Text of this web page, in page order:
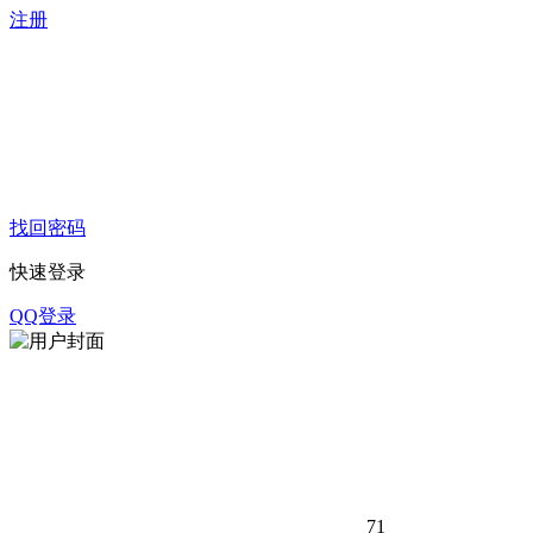
注册
找回密码
快速登录
QQ登录
71